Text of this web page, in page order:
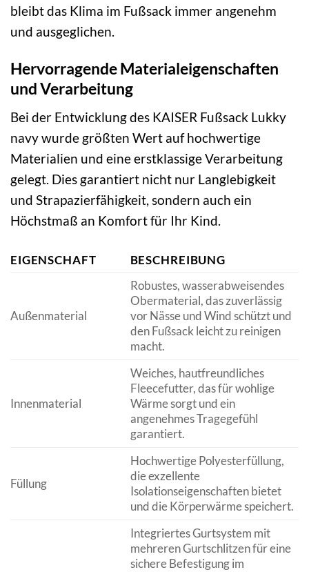
bleibt das Klima im Fußsack immer angenehm
und ausgeglichen.
Hervorragende Materialeigenschaften
und Verarbeitung
Bei der Entwicklung des KAISER Fußsack Lukky
navy wurde größten Wert auf hochwertige
Materialien und eine erstklassige Verarbeitung
gelegt. Dies garantiert nicht nur Langlebigkeit
und Strapazierfähigkeit, sondern auch ein
Höchstmaß an Komfort für Ihr Kind.
EIGENSCHAFT BESCHREIBUNG
Außenmaterial
Robustes, wasserabweisendes
Obermaterial, das zuverlässig
vor Nässe und Wind schützt und
den Fußsack leicht zu reinigen
macht.
Innenmaterial
Weiches, hautfreundliches
Fleecefutter, das für wohlige
Wärme sorgt und ein
angenehmes Tragegefühl
garantiert.
Füllung
Hochwertige Polyesterfüllung,
die exzellente
Isolationseigenschaften bietet
und die Körperwärme speichert.
Integriertes Gurtsystem mit
mehreren Gurtschlitzen für eine
sichere Befestigung im